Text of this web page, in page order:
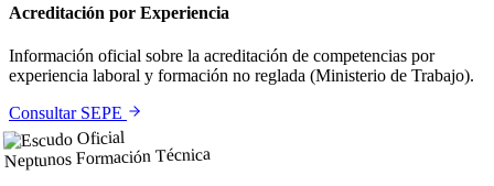
Acreditación por Experiencia
Información oficial sobre la acreditación de competencias por
experiencia laboral y formación no reglada (Ministerio de Trabajo).
Consultar SEPE
Neptunos Formación Técnica